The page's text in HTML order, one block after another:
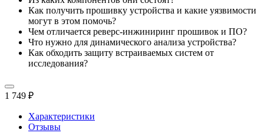
Как получить прошивку устройства и какие уязвимости
могут в этом помочь?
Чем отличается реверс-инжиниринг прошивок и ПО?
Что нужно для динамического анализа устройства?
Как обходить защиту встраиваемых систем от
исследования?
1 749 ₽
Характеристики
Отзывы